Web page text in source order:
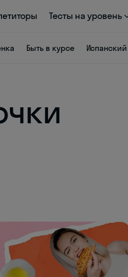
Тесты на уровень
Быть в курсе Испанский